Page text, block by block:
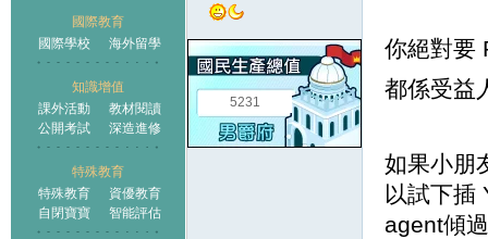
國際教育
國際學校
海外留學
知識增值
課外活動
教材閱讀
公開考試
深造進修
特殊教育
特殊教育
資優教育
自閉寶寶
智能評估
5231
你絕對要
都係受益
如果小朋
以試下插
agent傾